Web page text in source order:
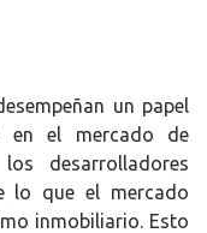
un papel
en el mercado de
desarrolladores
lo que el mercado
inmobiliario. Esto